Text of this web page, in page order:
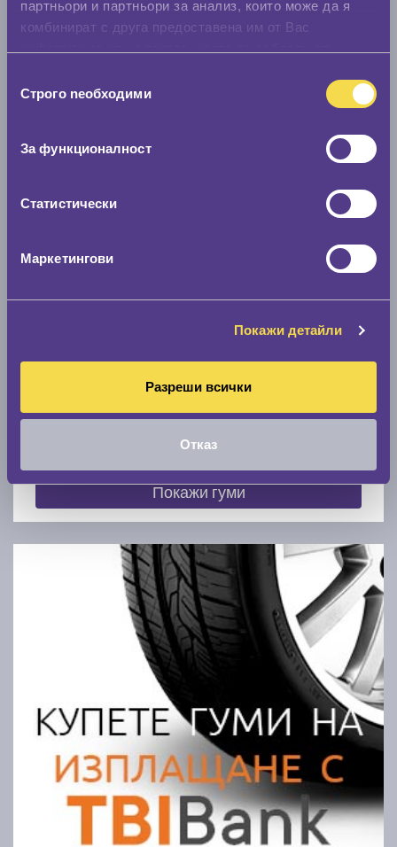
партньори и партньори за анализ, които може да я
комбинират с друга предоставена им от Вас
наСтрого nеобходими
За функционалност
Статистически
Маркетингови
Покажи детайли
Разреши всички
Отказ
Модел
Покажи гуми